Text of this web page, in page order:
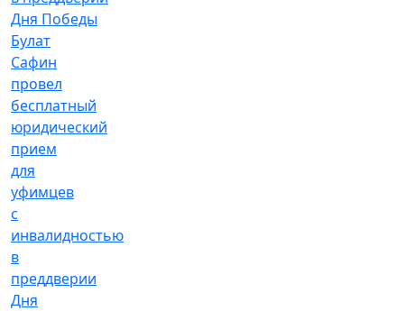
Булат
Сафин
провел
бесплатный
юридический
прием
для
уфимцев
с
инвалидностью
в
преддверии
Дня